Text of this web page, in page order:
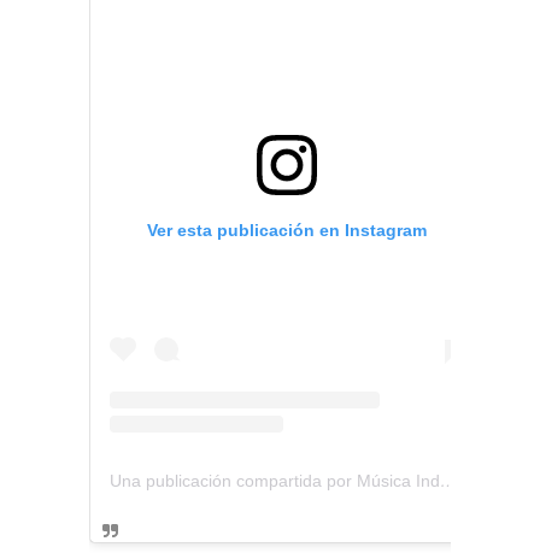
Ver esta publicación en Instagram
Una publicación compartida por Música Independiente Perú 🇵🇪 (@musica.independiente.peru)